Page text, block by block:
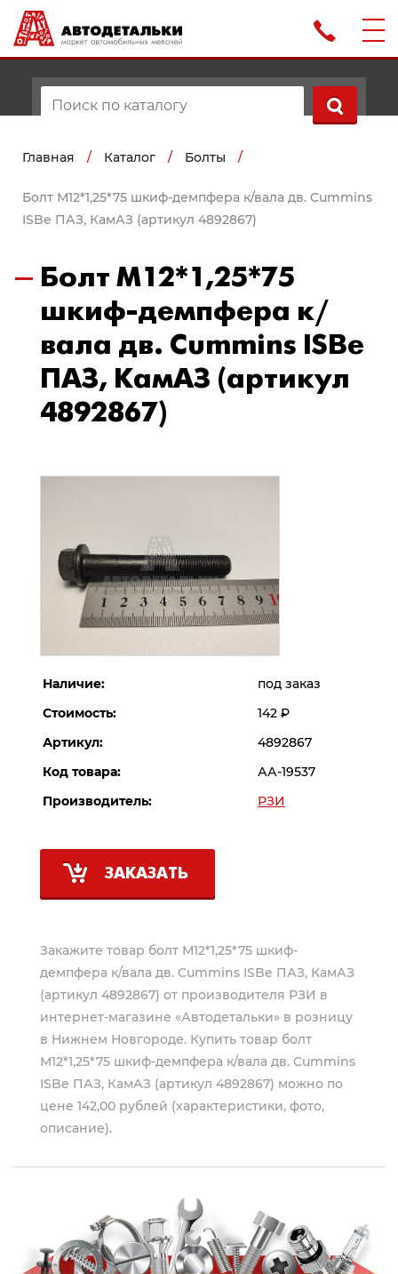
Главная / Каталог / Болты /
Болт М12*1,25*75 шкиф-демпфера к/вала дв. Cummins
ISBe ПАЗ, КамАЗ (артикул 4892867)
Болт М12*1,25*75
шкиф-демпфера к/
вала дв. Cummins ISBe
ПАЗ, КамАЗ (артикул
4892867)
Наличие:
под заказ
Стоимость:
142 Р
Артикул:
4892867
Код товара:
АА-19537
Производитель:
РЗИ
ЗАКАЗАТЬ
Закажите товар болт М12*1,25*75 шкиф-
демпфера к/вала дв. Cummins ISBe ПАЗ, КамАЗ
(артикул 4892867) от производителя РЗИ в
интернет-магазине «Автодетальки» в розницу
в Нижнем Новгороде. Купить товар болт
М12*1,25*75 шкиф-демпфера к/вала дв. Cummins
ISBe ПАЗ, КамАЗ (артикул 4892867) можно по
цене 142,00 рублей (характеристики, фото,
описание).